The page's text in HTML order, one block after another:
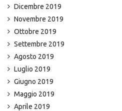
Dicembre 2019
Novembre 2019
Ottobre 2019
Settembre 2019
Agosto 2019
Luglio 2019
Giugno 2019
Maggio 2019
Aprile 2019